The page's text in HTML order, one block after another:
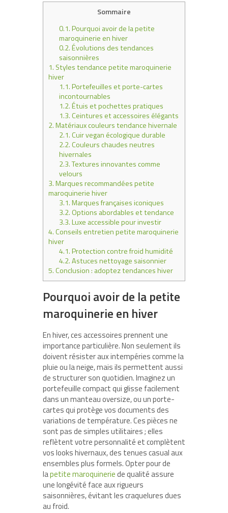
Sommaire
0.1.Pourquoi avoir de la petite
maroquinerie en hiver
0.2.Évolutions des tendances
saisonnières
1. Styles tendance petite maroquinerie
hiver
1.1.Portefeuilles et porte-cartes
incontournables
1.2.Étuis et pochettes pratiques
1.3.Ceintures et accessoires élégants
2.Matériaux couleurs tendance hivernale
2.1.Cuir vegan écologique durable
2.2.Couleurs chaudes neutres
hivernales
2.3.Textures innovantes comme
velours
3.Marques recommandées petite
maroquinerie hiver
3.1.Marques françaises iconiques
3.2.Options abordables et tendance
3.3.Luxe accessible pour investir
4.Conseils entretien petite maroquinerie
hiver
4.1.Protection contre froid humidité
4.2.Astuces nettoyage saisonnier
5.Conclusion : adoptez tendances hiver
Pourquoi avoir de la petite
maroquinerie en hiver
En hiver, ces accessoires prennent une
importance particulière. Non seulement ils
doivent résister aux intempéries comme la
pluie ou la neige, mais ils permettent aussi
de structurer son quotidien. Imaginez un
portefeuille compact qui glisse facilement
dans un manteau oversize, ou un porte-
cartes qui protège vos documents des
variations de température. Ces pièces ne
sont pas de simples utilitaires ; elles
reflètent votre personnalité et complètent
vos looks hivernaux, des tenues casual aux
ensembles plus formels. Opter pour de
lapetite maroquineriede qualité assure
une longévité face aux rigueurs
saisonnières, évitant les craquelures dues
au froid.